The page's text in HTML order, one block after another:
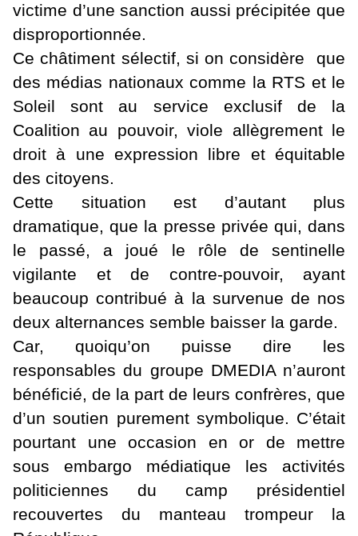
victime d’une sanction aussi précipitée que
disproportionnée.
Ce châtiment sélectif, si on considère que
des médias nationaux comme la RTS et le
Soleil sont au service exclusif de la
Coalition au pouvoir, viole allègrement le
droit à une expression libre et équitable
des citoyens.
Cette situation est d’autant plus
dramatique, que la presse privée qui, dans
le passé, a joué le rôle de sentinelle
vigilante et de contre-pouvoir, ayant
beaucoup contribué à la survenue de nos
deux alternances semble baisser la garde.
Car, quoiqu’on puisse dire les
responsables du groupe DMEDIA n’auront
bénéficié, de la part de leurs confrères, que
d’un soutien purement symbolique. C’était
pourtant une occasion en or de mettre
sous embargo médiatique les activités
politiciennes du camp présidentiel
recouvertes du manteau trompeur la